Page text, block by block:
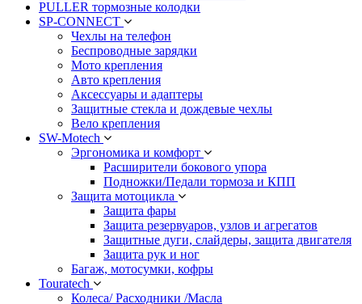
PULLER тормозные колодки
SP-CONNECT
Чехлы на телефон
Беспроводные зарядки
Мото крепления
Авто крепления
Аксессуары и адаптеры
Защитные стекла и дождевые чехлы
Вело крепления
SW-Motech
Эргономика и комфорт
Расширители бокового упора
Подножки/Педали тормоза и КПП
Защита мотоцикла
Защита фары
Защита резервуаров, узлов и агрегатов
Защитные дуги, слайдеры, защита двигателя
Защита рук и ног
Багаж, мотосумки, кофры
Touratech
Колеса/ Расходники /Масла